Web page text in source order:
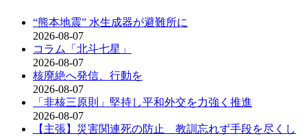
“熊本地震” 水生成器が避難所に
2026-08-07
コラム「北斗七星」
2026-08-07
核廃絶へ発信、行動を
2026-08-07
「非核三原則」堅持し平和外交を力強く推進
2026-08-07
【主張】災害関連死の防止 教訓忘れず手段を尽くし